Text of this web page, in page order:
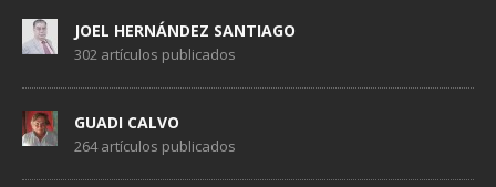
JOEL HERNÁNDEZ SANTIAGO
302 artículos publicados
GUADI CALVO
264 artículos publicados